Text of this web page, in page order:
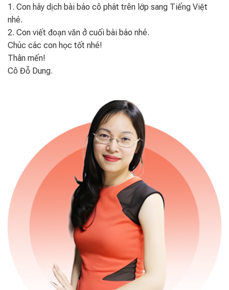
1. Con hãy dịch bài báo cô phát trên lớp sang Tiếng Việt
nhé.
2. Con viết đoạn văn ở cuối bài báo nhé.
Chúc các con học tốt nhé!
Thân mến!
Cô Đỗ Dung.